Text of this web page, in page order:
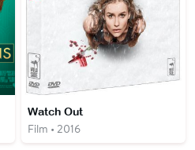
Watch Out
Film • 2016